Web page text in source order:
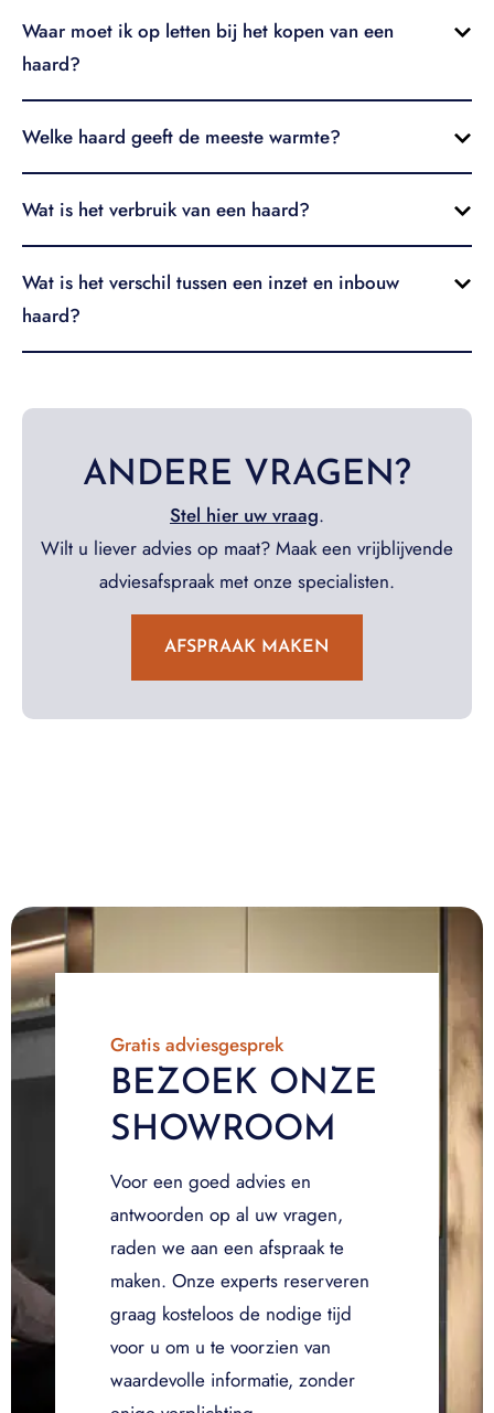
Waar moet ik op letten bij het kopen van een
haard?
Welke haard geeft de meeste warmte?
Wat is het verbruik van een haard?
Wat is het verschil tussen een inzet en inbouw
haard?
ANDERE VRAGEN?
Stel hier uw vraag.
Wilt u liever advies op maat? Maak een vrijblijvende
adviesafspraak met onze specialisten.
AFSPRAAK MAKEN
Gratis adviesgesprek
BEZOEK ONZE
SHOWROOM
Voor een goed advies en
antwoorden op al uw vragen,
raden we aan een afspraak te
maken. Onze experts reserveren
graag kosteloos de nodige tijd
voor u om u te voorzien van
waardevolle informatie, zonder